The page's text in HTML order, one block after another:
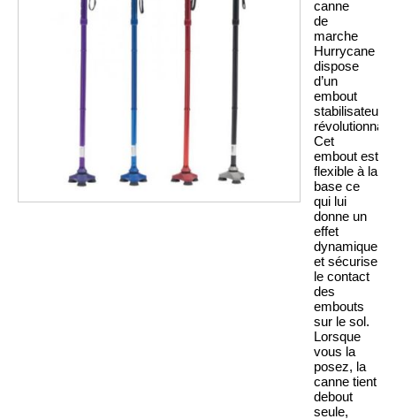
canne
de
marche
Hurrycane
dispose
d’un
embout
stabilisateur
Cet
embout est
flexible à la
base ce
qui lui
donne un
effet
dynamique
et sécurise
le contact
des
embouts
sur le sol.
Lorsque
vous la
posez, la
canne tient
debout
seule,